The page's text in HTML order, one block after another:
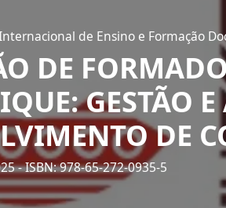
de Ensino e Formação
DE
GESTÃO
DE
- ISBN: 978-65-272-0935-5